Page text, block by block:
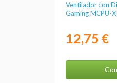
Ventilador con
Gaming MCPU-
12,75 €